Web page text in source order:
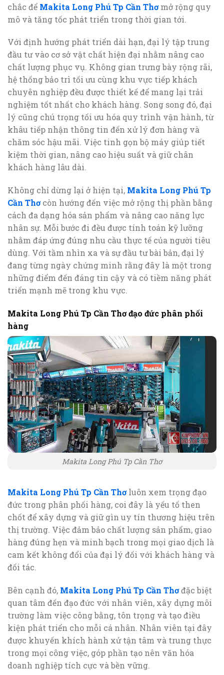
chắc để Makita Long Phú Tp Cần Thơmở rộng quy
mô và tăng tốc phát triển trong thời gian tới.
Với định hướng phát triển dài hạn, đại lý tập trung
đầu tư vào cơ sở vật chất hiện đại nhằm nâng cao
chất lượng phục vụ. Không gian trưng bày rộng rãi,
hệ thống bảo trì tối ưu cùng khu vực tiếp khách
chuyên nghiệp đều được thiết kế để mang lại trải
nghiệm tốt nhất cho khách hàng. Song song đó, đại
lý cũng chú trọng tối ưu hóa quy trình vận hành, từ
khâu tiếp nhận thông tin đến xử lý đơn hàng và
chăm sóc hậu mãi. Việc tinh gọn bộ máy giúp tiết
kiệm thời gian, nâng cao hiệu suất và giữ chân
khách hàng lâu dài.
Không chỉ dừng lại ở hiện tại, Makita Long Phú Tp
Cần Thơcòn hướng đến việc mở rộng thị phần bằng
cách đa dạng hóa sản phẩm và nâng cao năng lực
nhân sự. Mỗi bước đi đều được tính toán kỹ lưỡng
nhằm đáp ứng đúng nhu cầu thực tế của người tiêu
dùng. Với tầm nhìn xa và sự đầu tư bài bản, đại lý
đang từng ngày chứng minh rằng đây là một trong
những điểm đến đáng tin cậy và có tiềm năng phát
triển mạnh mẽ trong khu vực.
Makita Long Phú Tp Cần Thơ đạo đức phân phối
hàng
Makita Long Phú Tp Cần Thơ
Makita Long Phú Tp Cần Thơluôn xem trọng đạo
đức trong phân phối hàng, coi đây là yếu tố then
chốt để xây dựng và giữ gìn uy tín thương hiệu trên
thị trường. Việc đảm bảo chất lượng sản phẩm, giao
hàng đúng hẹn và minh bạch trong mọi giao dịch là
cam kết không đổi của đại lý đối với khách hàng và
đối tác.
Bên cạnh đó, Makita Long Phú Tp Cần Thơđặc biệt
quan tâm đến đạo đức với nhân viên, xây dựng môi
trường làm việc công bằng, tôn trọng và tạo điều
kiện phát triển cho mỗi cá nhân. Nhân viên tại đây
được khuyến khích hành xử tận tâm và trung thực
trong mọi công việc, góp phần tạo nên văn hóa
doanh nghiệp tích cực và bền vững.